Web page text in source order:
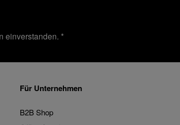
einverstanden. *
Für Unternehmen
B2B Shop